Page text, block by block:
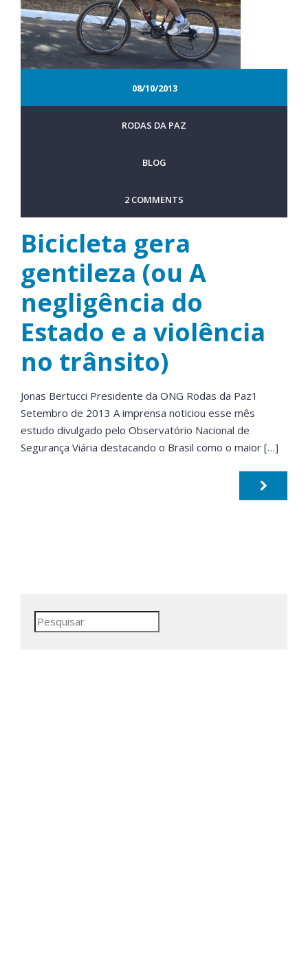
08/10/2013
RODAS DA PAZ
BLOG
2 COMMENTS
Bicicleta gera
gentileza (ou A
negligência do
Estado e a violência
no trânsito)
Jonas Bertucci Presidente da ONG Rodas da Paz1
Setembro de 2013 A imprensa noticiou esse mês
estudo divulgado pelo Observatório Nacional de
Segurança Viária destacando o Brasil como o maior […]
Pesquisar